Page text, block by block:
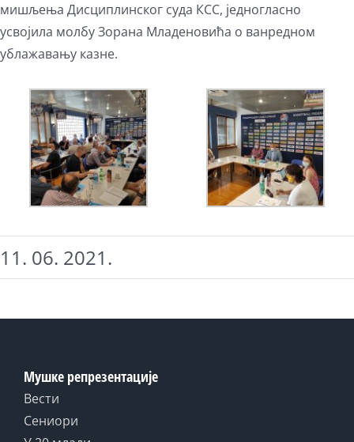
мишљења Дисциплинског суда КСС, једногласно
усвојила молбу Зорана Младеновића о ванредном
ублажавању казне.
11. 06. 2021.
Мушке репрезентације
Вести
Сениори